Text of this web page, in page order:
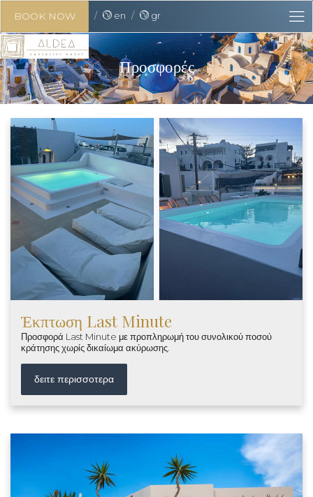
BOOK NOW en gr
Προσφορές
Έκπτωση Last Minute
Προσφορά Last Minute με προπληρωμή του συνολικού ποσού
κράτησης χωρίς δικαίωμα ακύρωσης.
δειτε περισσοτερα